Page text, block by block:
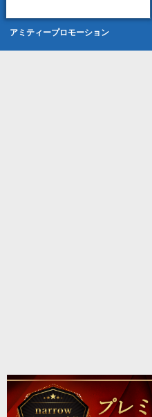
アミティープロモーション